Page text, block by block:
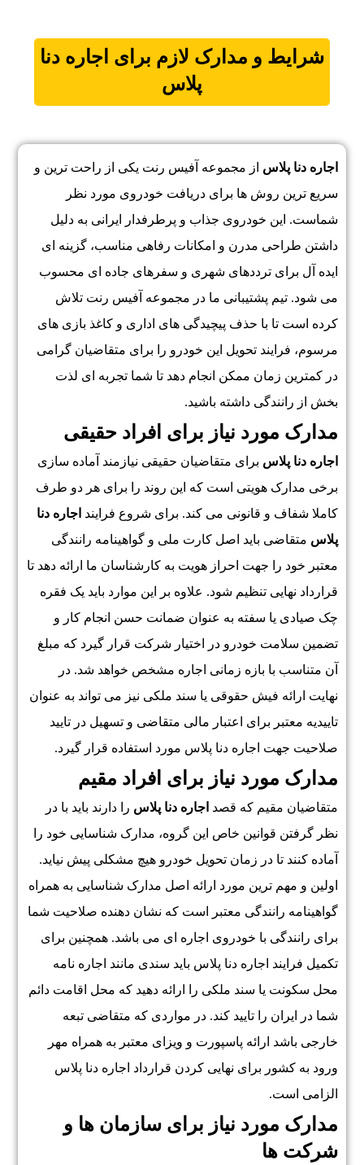
شرایط و مدارک لازم برای اجاره دنا
پلاس
اجاره دنا پلاس از مجموعه آفیس رنت یکی از راحت ترین و
سریع ترین روش ها برای دریافت خودروی مورد نظر
شماست. این خودروی جذاب و پرطرفدار ایرانی به دلیل
داشتن طراحی مدرن و امکانات رفاهی مناسب، گزینه ای
ایده آل برای ترددهای شهری و سفرهای جاده ای محسوب
می شود. تیم پشتیبانی ما در مجموعه آفیس رنت تلاش
کرده است تا با حذف پیچیدگی های اداری و کاغذ بازی های
مرسوم، فرایند تحویل این خودرو را برای متقاضیان گرامی
در کمترین زمان ممکن انجام دهد تا شما تجربه ای لذت
بخش از رانندگی داشته باشید.
مدارک مورد نیاز برای افراد حقیقی
اجاره دنا پلاس برای متقاضیان حقیقی نیازمند آماده سازی
برخی مدارک هویتی است که این روند را برای هر دو طرف
کاملا شفاف و قانونی می کند. برای شروع فرایند اجاره دنا
پلاس متقاضی باید اصل کارت ملی و گواهینامه رانندگی
معتبر خود را جهت احراز هویت به کارشناسان ما ارائه دهد تا
قرارداد نهایی تنظیم شود. علاوه بر این موارد باید یک فقره
چک صیادی یا سفته به عنوان ضمانت حسن انجام کار و
تضمین سلامت خودرو در اختیار شرکت قرار گیرد که مبلغ
آن متناسب با بازه زمانی اجاره مشخص خواهد شد. در
نهایت ارائه فیش حقوقی یا سند ملکی نیز می تواند به عنوان
تاییدیه معتبر برای اعتبار مالی متقاضی و تسهیل در تایید
صلاحیت جهت اجاره دنا پلاس مورد استفاده قرار گیرد.
مدارک مورد نیاز برای افراد مقیم
متقاضیان مقیم که قصد اجاره دنا پلاس را دارند باید با در
نظر گرفتن قوانین خاص این گروه، مدارک شناسایی خود را
آماده کنند تا در زمان تحویل خودرو هیچ مشکلی پیش نیاید.
اولین و مهم ترین مورد ارائه اصل مدارک شناسایی به همراه
گواهینامه رانندگی معتبر است که نشان دهنده صلاحیت شما
برای رانندگی با خودروی اجاره ای می باشد. همچنین برای
تکمیل فرایند اجاره دنا پلاس باید سندی مانند اجاره نامه
محل سکونت یا سند ملکی را ارائه دهید که محل اقامت دائم
شما در ایران را تایید کند. در مواردی که متقاضی تبعه
خارجی باشد ارائه پاسپورت و ویزای معتبر به همراه مهر
ورود به کشور برای نهایی کردن قرارداد اجاره دنا پلاس
الزامی است.
مدارک مورد نیاز برای سازمان ها و
شرکت ها